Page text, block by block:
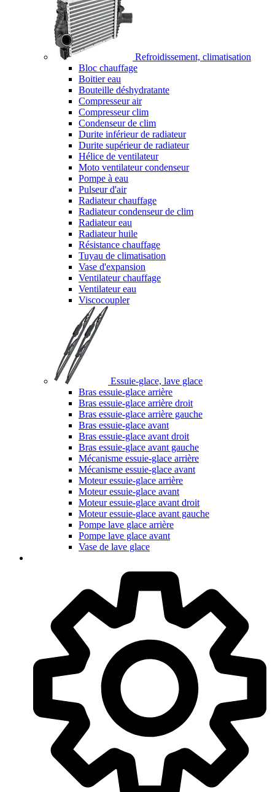
Refroidissement, climatisation
Bloc chauffage
Boitier eau
Bouteille déshydratante
Compresseur air
Compresseur clim
Condenseur de clim
Durite inférieur de radiateur
Durite supérieur de radiateur
Hélice de ventilateur
Moto ventilateur condenseur
Pompe à eau
Pulseur d'air
Radiateur chauffage
Radiateur condenseur de clim
Radiateur eau
Radiateur huile
Résistance chauffage
Tuyau de climatisation
Vase d'expansion
Ventilateur chauffage
Ventilateur eau
Viscocoupler
Essuie-glace, lave glace
Bras essuie-glace arrière
Bras essuie-glace arrière droit
Bras essuie-glace arrière gauche
Bras essuie-glace avant
Bras essuie-glace avant droit
Bras essuie-glace avant gauche
Mécanisme essuie-glace arrière
Mécanisme essuie-glace avant
Moteur essuie-glace arrière
Moteur essuie-glace avant
Moteur essuie-glace avant droit
Moteur essuie-glace avant gauche
Pompe lave glace arrière
Pompe lave glace avant
Vase de lave glace